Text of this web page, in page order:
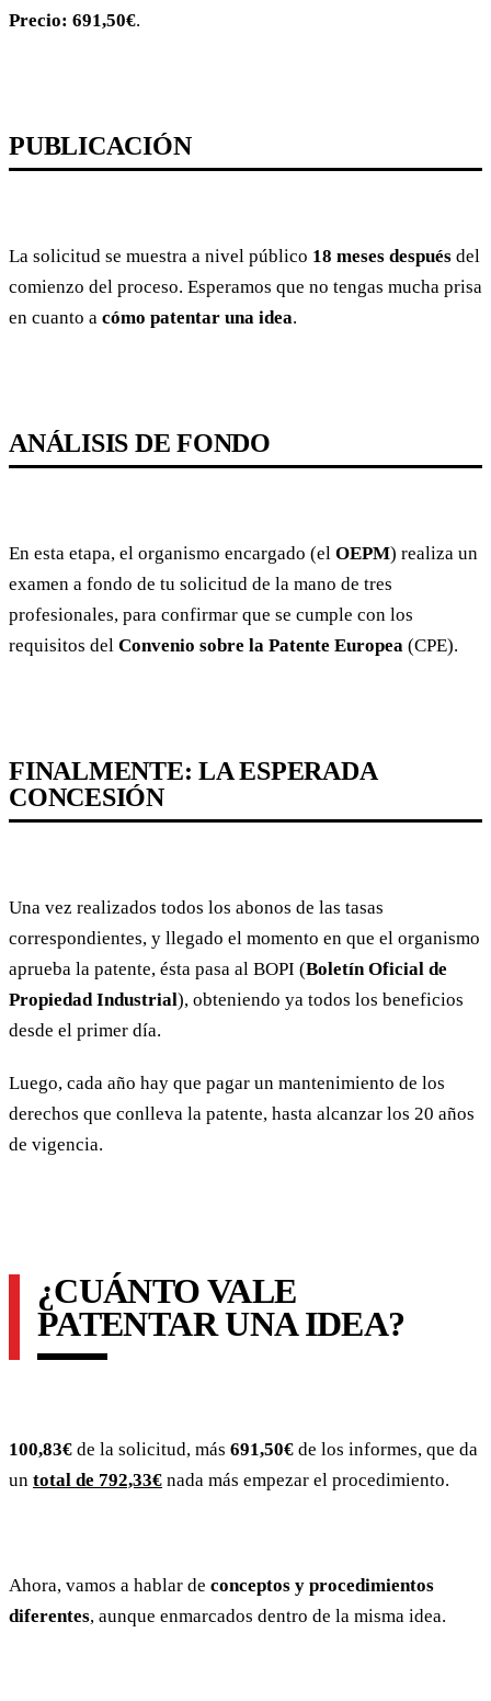
Precio: 691,50€.
PUBLICACIÓN
La solicitud se muestra a nivel público 18 meses después del
comienzo del proceso. Esperamos que no tengas mucha prisa
en cuanto a cómo patentar una idea.
ANÁLISIS DE FONDO
En esta etapa, el organismo encargado (el OEPM) realiza un
examen a fondo de tu solicitud de la mano de tres
profesionales, para confirmar que se cumple con los
requisitos del Convenio sobre la Patente Europea (CPE).
FINALMENTE: LA ESPERADA
CONCESIÓN
Una vez realizados todos los abonos de las tasas
correspondientes, y llegado el momento en que el organismo
aprueba la patente, ésta pasa al BOPI (Boletín Oficial de
Propiedad Industrial), obteniendo ya todos los beneficios
desde el primer día.
Luego, cada año hay que pagar un mantenimiento de los
derechos que conlleva la patente, hasta alcanzar los 20 años
de vigencia.
¿CUÁNTO VALE
PATENTAR UNA IDEA?
100,83€ de la solicitud, más 691,50€ de los informes, que da
un total de 792,33€ nada más empezar el procedimiento.
Ahora, vamos a hablar de conceptos y procedimientos
diferentes, aunque enmarcados dentro de la misma idea.